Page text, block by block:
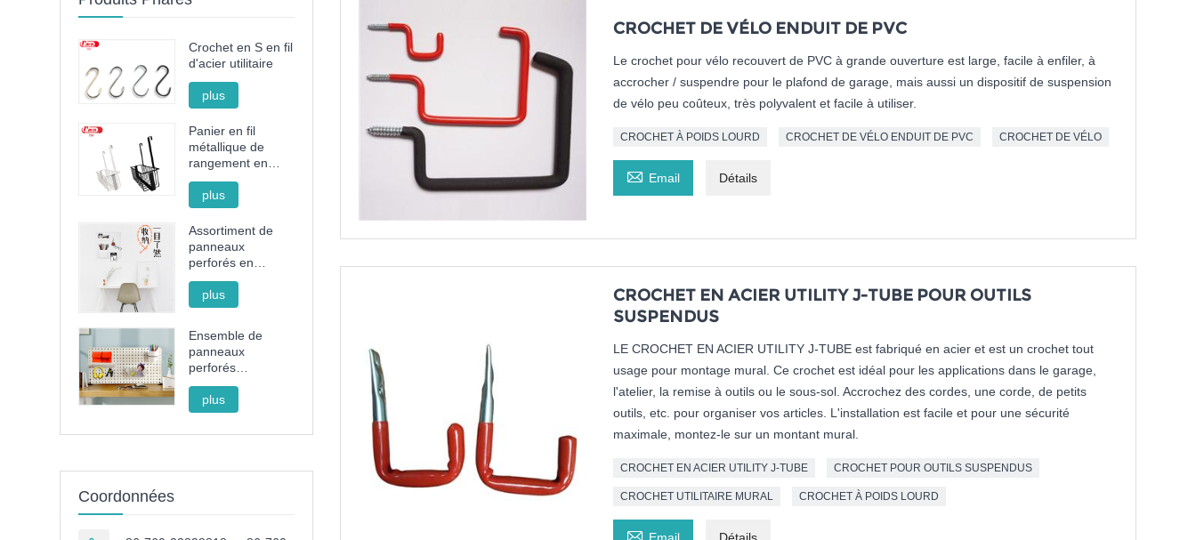
CROCHET DE VÉLO ENDUIT DE PVC
Le crochet pour vélo recouvert de PVC à grande ouverture est large, facile à enfiler, à
accrocher / suspendre pour le plafond de garage, mais aussi un dispositif de suspension
de vélo peu coûteux, très polyvalent et facile à utiliser.
CROCHET À POIDS LOURD CROCHET DE VÉLO ENDUIT DE PVC CROCHET DE VÉLO
 Email Détails
CROCHET EN ACIER UTILITY J-TUBE POUR OUTILS
SUSPENDUS
LE CROCHET EN ACIER UTILITY J-TUBE est fabriqué en acier et est un crochet tout
usage pour montage mural. Ce crochet est idéal pour les applications dans le garage,
l'atelier, la remise à outils ou le sous-sol. Accrochez des cordes, une corde, de petits
outils, etc. pour organiser vos articles. L'installation est facile et pour une sécurité
maximale, montez-le sur un montant mural.
CROCHET EN ACIER UTILITY J-TUBE CROCHET POUR OUTILS SUSPENDUS
CROCHET UTILITAIRE MURAL CROCHET À POIDS LOURD

Crochet en S en fil
d'acier utilitaire
plus
Panier en fil
métallique de
rangement en
acier sans
poinçon
plus
Assortiment de
panneaux
perforés en
plastique noir et
blanc
plus
Ensemble de
panneaux
perforés
décoratifs avec
support, panier et
gobelet pour
l'organisation
plus
Coordonnées